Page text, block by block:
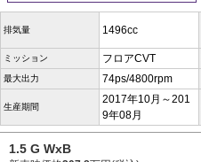
排気量 1496cc
ミッション フロアCVT
最大出力 74ps/4800rpm
生産期間
2017年10月～201
9年08月
1.5 G WxB